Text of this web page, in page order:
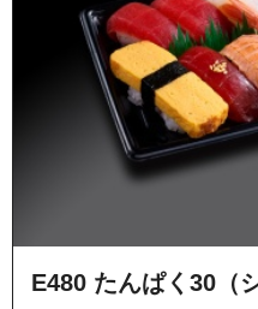
E480 たんぱく30（